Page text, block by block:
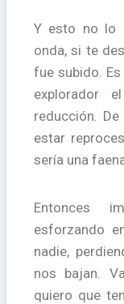
Y esto no lo
onda, si te
fue subido.
explorador
reducción.
estar
sería una
Entonces
esforzando
nadie,
nos bajan.
quiero que